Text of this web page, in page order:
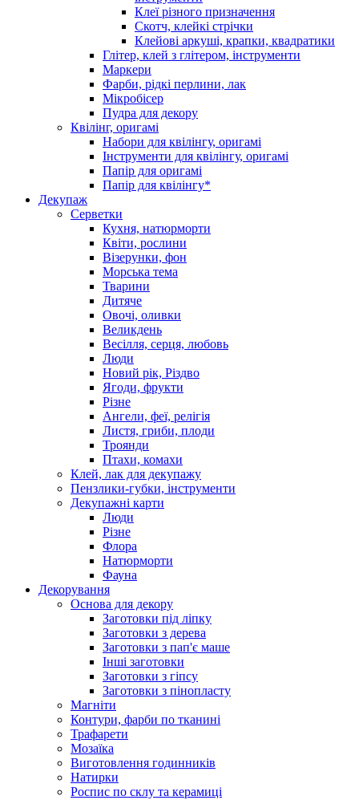
Клеї різного призначення
Скотч, клейкі стрічки
Клейові аркуші, крапки, квадратики
Глітер, клей з глітером, інструменти
Маркери
Фарби, рідкі перлини, лак
Мікробісер
Пудра для декору
Квілінг, оригамі
Набори для квілінгу, оригамі
Інструменти для квілінгу, оригамі
Папір для оригамі
Папір для квілінгу*
Декупаж
Серветки
Кухня, натюрморти
Квіти, рослини
Візерунки, фон
Морська тема
Тварини
Дитяче
Овочі, оливки
Великдень
Весілля, серця, любовь
Люди
Новий рік, Різдво
Ягоди, фрукти
Різне
Ангели, феї, релігія
Листя, гриби, плоди
Троянди
Птахи, комахи
Клей, лак для декупажу
Пензлики-губки, інструменти
Декупажні карти
Люди
Різне
Флора
Натюрморти
Фауна
Декорування
Основа для декору
Заготовки під ліпку
Заготовки з дерева
Заготовки з пап'є маше
Інші заготовки
Заготовки з гіпсу
Заготовки з пінопласту
Магніти
Контури, фарби по тканині
Трафарети
Мозаїка
Виготовлення годинників
Натирки
Роспис по склу та керамиці